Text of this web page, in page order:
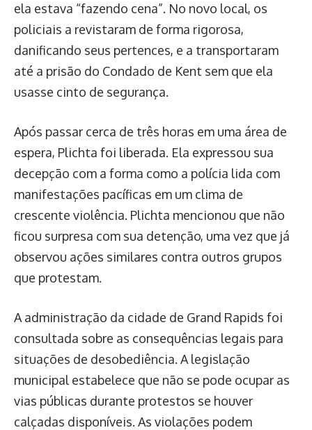
ela estava “fazendo cena”. No novo local, os
policiais a revistaram de forma rigorosa,
danificando seus pertences, e a transportaram
até a prisão do Condado de Kent sem que ela
usasse cinto de segurança.
Após passar cerca de três horas em uma área de
espera, Plichta foi liberada. Ela expressou sua
decepção com a forma como a polícia lida com
manifestações pacíficas em um clima de
crescente violência. Plichta mencionou que não
ficou surpresa com sua detenção, uma vez que já
observou ações similares contra outros grupos
que protestam.
A administração da cidade de Grand Rapids foi
consultada sobre as consequências legais para
situações de desobediência. A legislação
municipal estabelece que não se pode ocupar as
vias públicas durante protestos se houver
calçadas disponíveis. As violações podem